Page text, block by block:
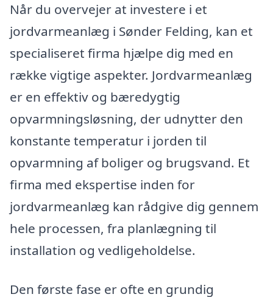
Når du overvejer at investere i et
jordvarmeanlæg i Sønder Felding, kan et
specialiseret firma hjælpe dig med en
række vigtige aspekter. Jordvarmeanlæg
er en effektiv og bæredygtig
opvarmningsløsning, der udnytter den
konstante temperatur i jorden til
opvarmning af boliger og brugsvand. Et
firma med ekspertise inden for
jordvarmeanlæg kan rådgive dig gennem
hele processen, fra planlægning til
installation og vedligeholdelse.
Den første fase er ofte en grundig